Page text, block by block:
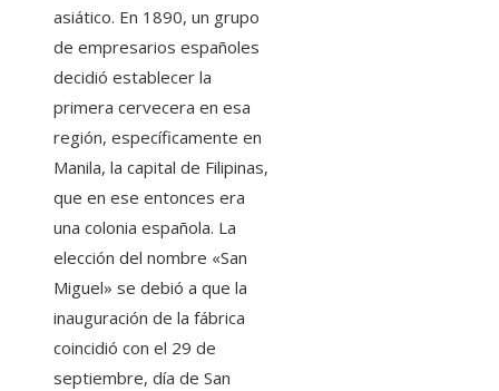
asiático. En 1890, un grupo
de empresarios españoles
decidió establecer la
primera cervecera en esa
región, específicamente en
Manila, la capital de Filipinas,
que en ese entonces era
una colonia española. La
elección del nombre «San
Miguel» se debió a que la
inauguración de la fábrica
coincidió con el 29 de
septiembre, día de San